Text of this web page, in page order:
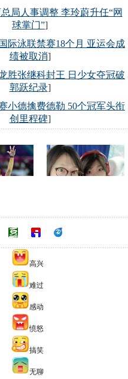
高兴
难过
感动
愤怒
搞笑
无聊